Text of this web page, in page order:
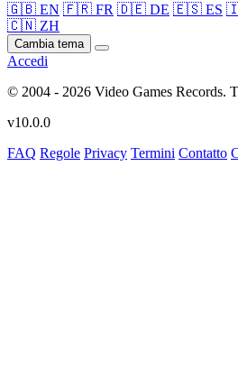
🇬🇧 EN 🇫🇷 FR 🇩🇪 DE 🇪🇸 ES
🇨🇳 ZH
Cambia tema
Accedi
© 2004 - 2026 Video Games Records.
v10.0.0
FAQ Regole Privacy Termini Contatto